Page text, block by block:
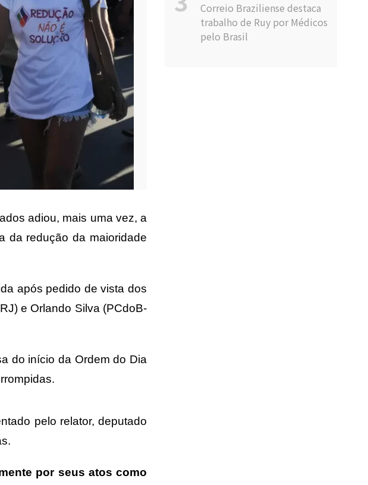
adiou, mais uma vez, a
da redução da maioridade
após pedido de vista dos
e Orlando Silva (PCdoB-
do início da Ordem do Dia
pelo relator, deputado
por seus atos como
Correio Braziliense destaca
trabalho de Ruy por Médicos
pelo Brasil